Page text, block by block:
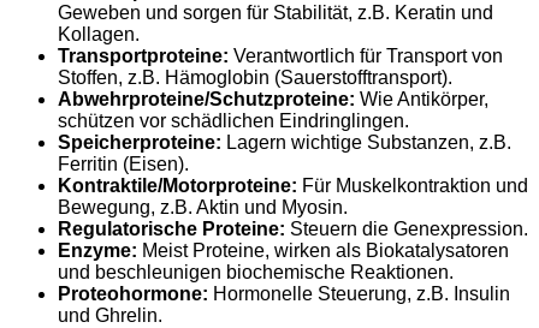
Geweben und sorgen für Stabilität, z.B. Keratin und
Kollagen.
Transportproteine: Verantwortlich für Transport von
Stoffen, z.B. Hämoglobin (Sauerstofftransport).
Abwehrproteine/Schutzproteine: Wie Antikörper,
schützen vor schädlichen Eindringlingen.
Speicherproteine: Lagern wichtige Substanzen, z.B.
Ferritin (Eisen).
Kontraktile/Motorproteine: Für Muskelkontraktion und
Bewegung, z.B. Aktin und Myosin.
Regulatorische Proteine: Steuern die Genexpression.
Enzyme: Meist Proteine, wirken als Biokatalysatoren
und beschleunigen biochemische Reaktionen.
Proteohormone: Hormonelle Steuerung, z.B. Insulin
und Ghrelin.